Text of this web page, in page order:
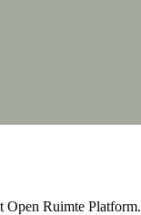
Open Ruimte Platform.